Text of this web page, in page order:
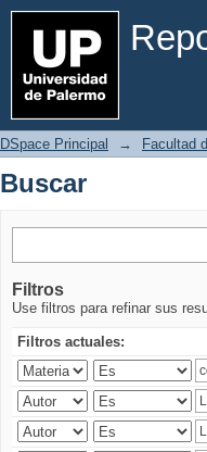
Buscar
DSpace Principal → Facultad
Buscar
Filtros
Use filtros para refinar sus
Filtros actuales: